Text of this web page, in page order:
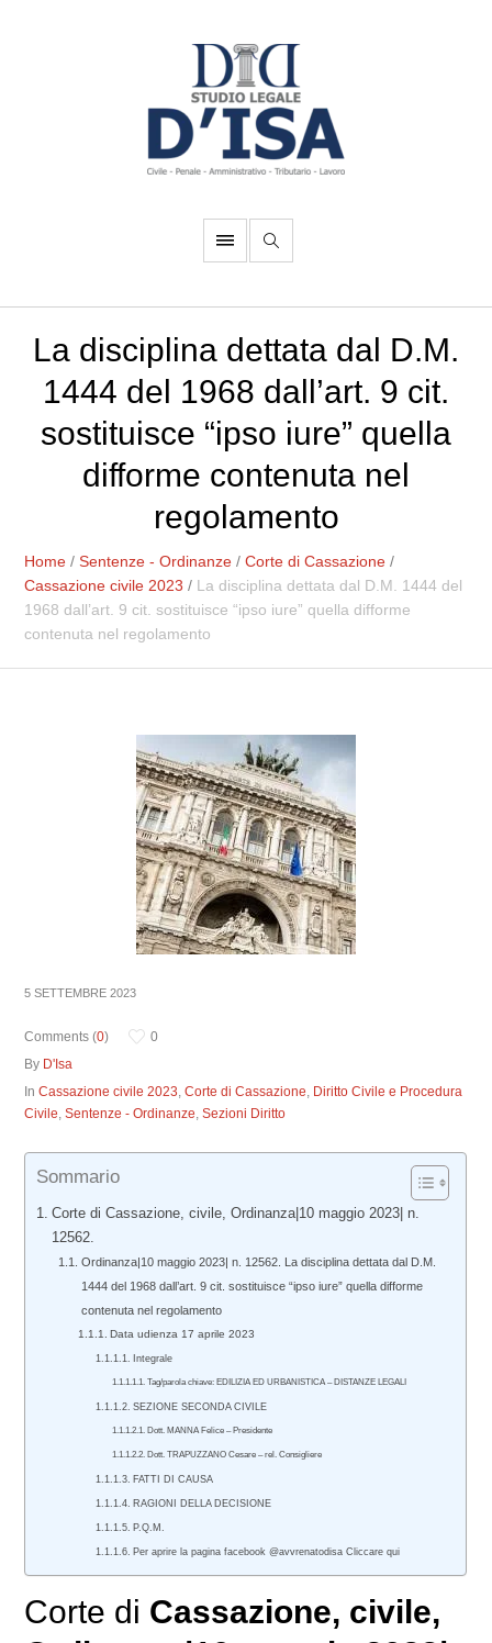
La disciplina dettata dal D.M.
1444 del 1968 dall’art. 9 cit.
sostituisce “ipso iure” quella
difforme contenuta nel
regolamento
Home /Sentenze - Ordinanze /Corte di Cassazione /
Cassazione civile 2023 / La disciplina dettata dal D.M. 1444 del
1968 dall’art. 9 cit. sostituisce “ipso iure” quella difforme
contenuta nel regolamento
5 SETTEMBRE 2023
Comments (0)
0
By D'Isa
InCassazione civile 2023,Corte di Cassazione, Diritto Civile e Procedura
Civile,Sentenze - Ordinanze,Sezioni Diritto
Sommario
Corte di Cassazione, civile, Ordinanza|10 maggio 2023| n.
12562.
Ordinanza|10 maggio 2023| n. 12562. La disciplina dettata dal D.M.
1444 del 1968 dall’art. 9 cit. sostituisce “ipso iure” quella difforme
contenuta nel regolamento
Data udienza 17 aprile 2023
Integrale
Tag/parola chiave: EDILIZIA ED URBANISTICA – DISTANZE LEGALI
SEZIONE SECONDA CIVILE
Dott. MANNA Felice – Presidente
Dott. TRAPUZZANO Cesare – rel. Consigliere
FATTI DI CAUSA
RAGIONI DELLA DECISIONE
P.Q.M.
Per aprire la pagina facebook @avvrenatodisa Cliccare qui
Corte di Cassazione, civile,